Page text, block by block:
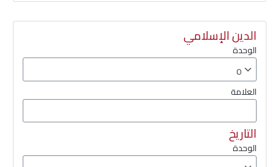
الدين الإسلامي
الوحدة
العلامة
التاريخ
الوحدة